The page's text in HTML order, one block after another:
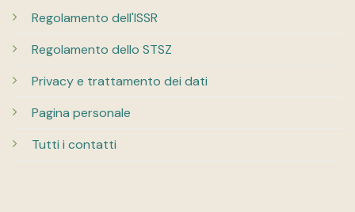
Regolamento dell'ISSR
Regolamento dello STSZ
Privacy e trattamento dei dati
Pagina personale
Tutti i contatti